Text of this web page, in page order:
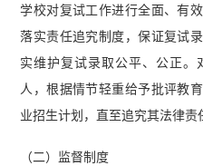
学校对复试工作进行全面、有
落实责任追究制度，保证复试
实维护复试录取公平、公正。
人，根据情节轻重给予批评教
业招生计划，直至追究其法律责
（二）监督制度